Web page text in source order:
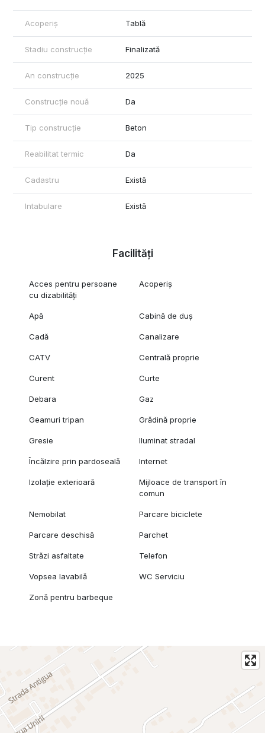
Certificatul energetic va fi disponibil la vanzare.
Acoperiș Tablă
Stadiu construcție Finalizată
An construcție 2025
Construcție nouă Da
Tip construcție Beton
Reabilitat termic Da
Cadastru Există
Intabulare Există
Facilități
Acces pentru persoane
cu dizabilități
Acoperiș
Apă Cabină de duș
Cadă Canalizare
CATV Centrală proprie
Curent Curte
Debara Gaz
Geamuri tripan Grădină proprie
Gresie Iluminat stradal
Încălzire prin pardoseală Internet
Izolație exterioară
Mijloace de transport în
comun
Nemobilat Parcare biciclete
Parcare deschisă Parchet
Străzi asfaltate Telefon
Vopsea lavabilă WC Serviciu
Zonă pentru barbeque